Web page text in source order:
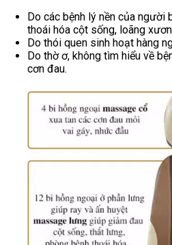
Do các bệnh lý nền của người
thoái hóa cột sống, loãng
Do thói quen sinh hoạt hàng
Do thờ ơ, không tìm hiểu về
cơn đau.